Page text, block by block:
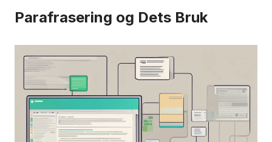
Parafrasering og Dets Bruk